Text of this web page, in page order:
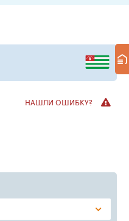
НАШЛИ ОШИБКУ?